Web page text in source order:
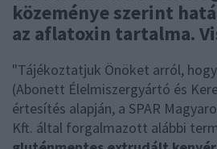
közeménye szerint
az aflatoxin tartalma.
"Tájékoztatjuk Önöket arról,
(Abonett Élelmiszergyártó és
értesítés alapján, a SPAR
Kft. által forgalmazott alábbi